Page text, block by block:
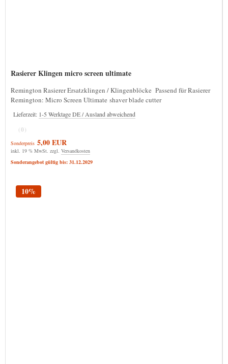
Rasierer Klingen micro screen ultimate
Remington Rasierer Ersatzklingen / Klingenblöcke Passend für Rasierer
Remington: Micro Screen Ultimate shaver blade cutter
Lieferzeit: 1-5 Werktage DE / Ausland abweichend
(0)
Sonderpreis 5,00 EUR
inkl. 19 % MwSt. zzgl. Versandkosten
Sonderangebot gültig bis: 31.12.2029
10%